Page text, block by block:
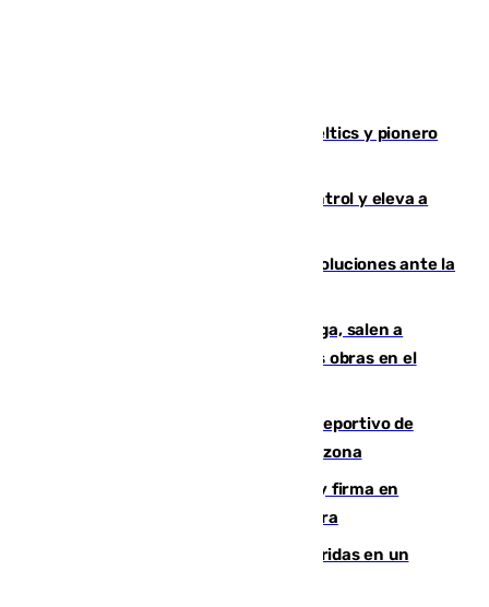
Muere Don Nelson, leyenda de los Celtics y pionero
El incendio de Niebla avanza sin control y eleva a
Más de 15.000 ceutíes claman por soluciones ante la
Los vecinos de Pedregalejo en Málaga, salen a
protestar en contra del resultado de las obras en el
Un incendio en un local del puerto deportivo de
Fuengirola genera una gran susto en la zona
Daniel Mérida derriba a Griekspoor y firma en
Montreal el mejor resultado de su carrera
Dos personas mueren y tres son heridas en un